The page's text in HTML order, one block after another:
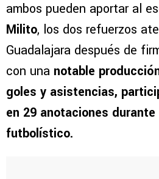
ambos pueden aportar al
Milito, los dos refuerzos
Guadalajara después de
con una notable
goles y asistencias,
en 29 anotaciones
futbolístico.